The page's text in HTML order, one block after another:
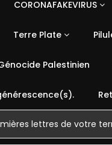
CORONAFAKEVIRUS
Terre Plate
Palestinien